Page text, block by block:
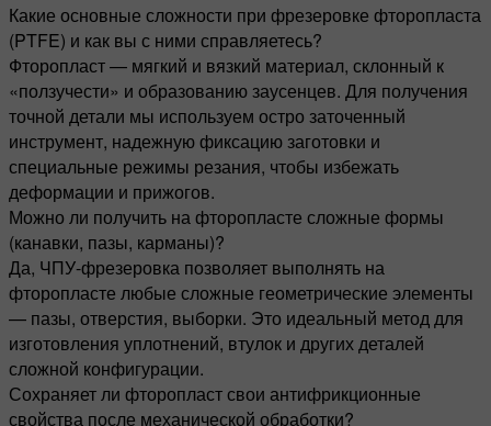
Какие основные сложности при фрезеровке фторопласта
(PTFE) и как вы с ними справляетесь?
Фторопласт — мягкий и вязкий материал, склонный к
«ползучести» и образованию заусенцев. Для получения
точной детали мы используем остро заточенный
инструмент, надежную фиксацию заготовки и
специальные режимы резания, чтобы избежать
деформации и прижогов.
Можно ли получить на фторопласте сложные формы
(канавки, пазы, карманы)?
Да, ЧПУ-фрезеровка позволяет выполнять на
фторопласте любые сложные геометрические элементы
— пазы, отверстия, выборки. Это идеальный метод для
изготовления уплотнений, втулок и других деталей
сложной конфигурации.
Сохраняет ли фторопласт свои антифрикционные
свойства после механической обработки?